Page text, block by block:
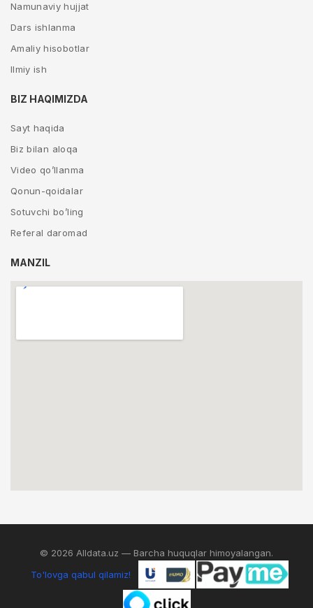
Namunaviy hujjat
Dars ishlanma
Amaliy hisobotlar
Ilmiy ish
BIZ HAQIMIZDA
Sayt haqida
Biz bilan aloqa
Video qo’llanma
Qonun-qoidalar
Sotuvchi bo’ling
Referal daromad
MANZIL
© 2026 Alldata.uz — Barcha huquqlar himoyalangan.
To'lovga qabul qilamiz!